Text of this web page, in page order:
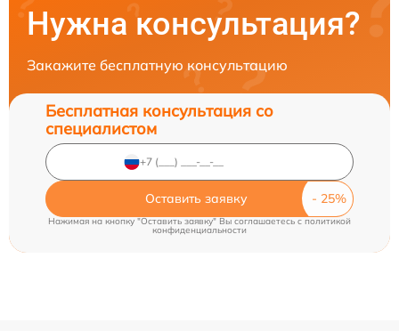
Нужна консультация?
Закажите бесплатную консультацию
Бесплатная консультация со
специалистом
Оставить заявку
Нажимая на кнопку "Оставить заявку" Вы соглашаетесь cполитикой
конфиденциальности